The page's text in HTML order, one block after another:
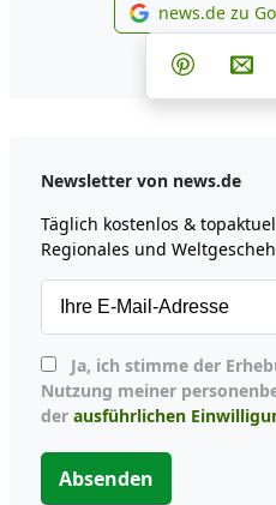
news.de zu
Teilen
Teilen
Newsletter von news.de
Täglich kostenlos &
Regionales und
Nutzung meiner
der ausführlichen
Absenden